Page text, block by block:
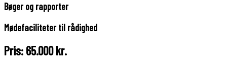
Bøger og rapporter
Mødefaciliteter til rådighed
Pris: 65.000 kr.